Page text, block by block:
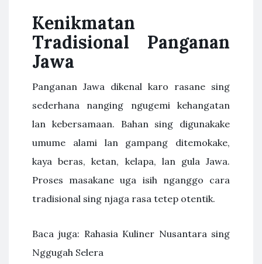
Kenikmatan
Tradisional Panganan
Jawa
Panganan Jawa dikenal karo rasane sing
sederhana nanging ngugemi kehangatan
lan kebersamaan. Bahan sing digunakake
umume alami lan gampang ditemokake,
kaya beras, ketan, kelapa, lan gula Jawa.
Proses masakane uga isih nganggo cara
tradisional sing njaga rasa tetep otentik.
Baca juga: Rahasia Kuliner Nusantara sing
Nggugah Selera